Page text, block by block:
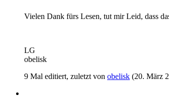
Vielen Dank fürs Lesen, tut mir Leid, dass
LG
obelisk
9 Mal editiert, zuletzt von obelisk (20. März